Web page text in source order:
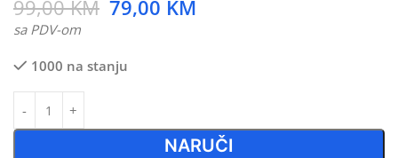
99,00KM 79,00 KM
sa PDV-om
1000 na stanju
NARUČI